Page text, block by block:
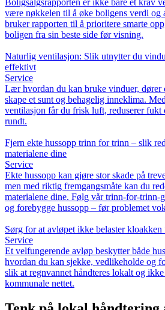
være nøkkelen til å øke boligens verdi
bruker rapporten til å prioritere smarte
boligen fra sin beste side før visning.
Naturlig ventilasjon: Slik utnytter du
effektivt
Service
Lær hvordan du kan bruke vinduer, dører
skape et sunt og behagelig inneklima.
ventilasjon får du frisk luft, reduserer fukt
rundt.
Fjern ekte hussopp trinn for trinn – slik
materialene dine
Service
Ekte hussopp kan gjøre stor skade på
men med riktig fremgangsmåte kan du
materialene dine. Følg vår trinn-for-trinn-
og forebygge hussopp – før problemet
Sørg for at avløpet ikke belaster
Service
Et velfungerende avløp beskytter både
hvordan du kan sjekke, vedlikeholde og
slik at regnvannet håndteres lokalt og
kommunale nettet.